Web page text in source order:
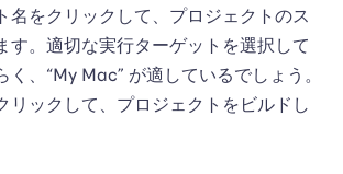
名をクリックして、プロジェクトのス
す。適切な実行ターゲットを選択して
く、“My Mac” が適しているでしょう。
リックして、プロジェクトをビルドし